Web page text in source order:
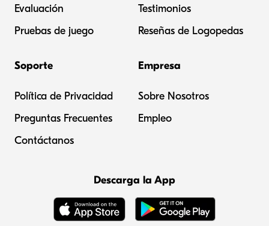
Evaluación
Pruebas de juego
Testimonios
Reseñas de Logopedas
Soporte
Política de Privacidad
Preguntas Frecuentes
Contáctanos
Empresa
Sobre Nosotros
Empleo
Descarga la App